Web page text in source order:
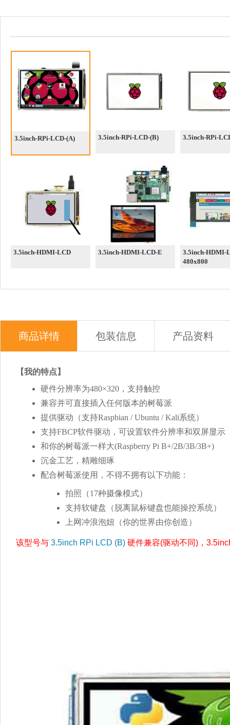
3.5inch-RPi-LCD-(A) 3.5inch-RPi-LCD-(B) 3.5inch-RPi-
3.5inch-HDMI-LCD 3.5inch-HDMI-LCD-E
3.5inch-HDMI-
480x800
商品详情 包装信息 产品资料
【我的特点】
硬件分辨率为480×320，支持触控
兼容并可直接插入任何版本的树莓派
提供驱动（支持Raspbian / Ubuntu / Kali系统）
支持FBCP软件驱动，可设置软件分辨率和双屏显示
和你的树莓派一样大(Raspberry Pi B+/2B/3B/3B+)
沉金工艺，精雕细琢
配合树莓派使用，不得不拥有以下功能：
拍照（17种摄像模式）
支持软键盘（脱离鼠标键盘也能操控系统）
上网冲浪泡妞（你的世界由你创造）
该型号与 3.5inch RPi LCD (B) 硬件兼容(驱动不同)，